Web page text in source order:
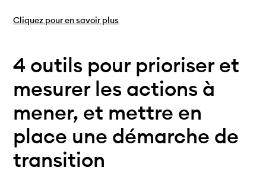
Cliquez pour en savoir plus
4 outils pour prioriser et
mesurer les actions à
mener, et mettre en
place une démarche de
transition